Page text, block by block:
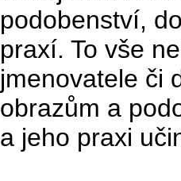
podobenství,
praxí. To vše
jmenovatele či
obrazům a
a jeho praxi